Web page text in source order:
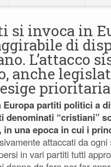
si invoca in
di
L’attacco
anche
partiti politici a
denominati “cristiani”
in una epoca in cui i
attaccati da
in vari partiti tutti